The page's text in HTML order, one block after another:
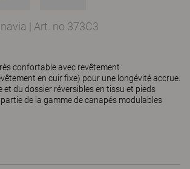
| Art. no 373C3
confortable avec revêtement
en cuir fixe) pour une longévité accrue.
et du dossier réversibles en tissu et pieds
de la gamme de canapés modulables